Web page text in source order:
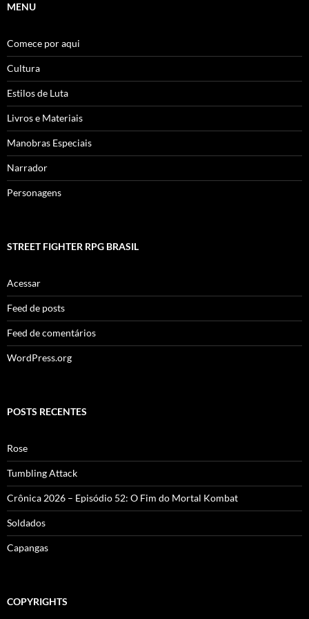
MENU
Comece por aqui
Cultura
Estilos de Luta
Livros e Materiais
Manobras Especiais
Narrador
Personagens
STREET FIGHTER RPG BRASIL
Acessar
Feed de posts
Feed de comentários
WordPress.org
POSTS RECENTES
Rose
Tumbling Attack
Crônica 2026 – Episódio 52: O Fim do Mortal Kombat
Soldados
Capangas
COPYRIGHTS